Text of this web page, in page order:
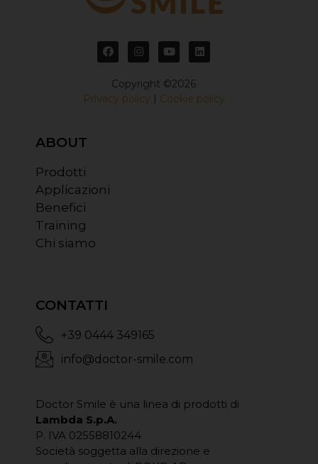
Copyright ©2026
Privacy policy | Cookie policy
ABOUT
Prodotti
Applicazioni
Benefici
Training
Chi siamo
CONTATTI
+39 0444 349165
info@doctor-smile.com
Doctor Smile è una linea di prodotti di
Lambda S.p.A.
P. IVA 02558810244
Società soggetta alla direzione e